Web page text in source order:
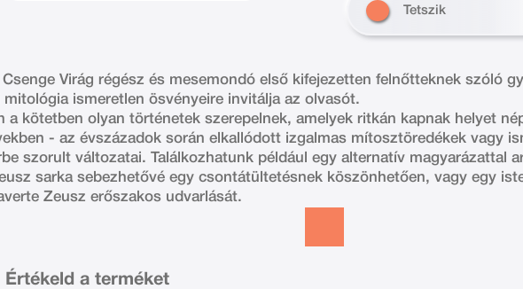
Tetszik
Csenge Virág régész és mesemondó első kifejezetten felnőtteknek szóló
mitológia ismeretlen ösvényeire invitálja az olvasót.
a kötetben olyan történetek szerepelnek, amelyek ritkán kapnak helyet
- az évszázadok során elkallódott izgalmas mítosztöredékek vagy
szorult változatai. Találkozhatunk például egy alternatív magyarázattal
sarka sebezhetővé egy csontátültetésnek köszönhetően, vagy egy
Zeusz erőszakos udvarlását.
Értékeld a terméket